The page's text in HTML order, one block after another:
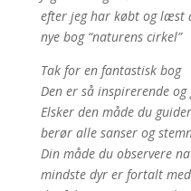
efter jeg har købt og læst
nye bog “naturens cirkel”
Tak for en fantastisk bog
Den er så inspirerende og
Elsker den måde du
berør alle sanser og
Din måde du observere
mindste dyr er fortalt